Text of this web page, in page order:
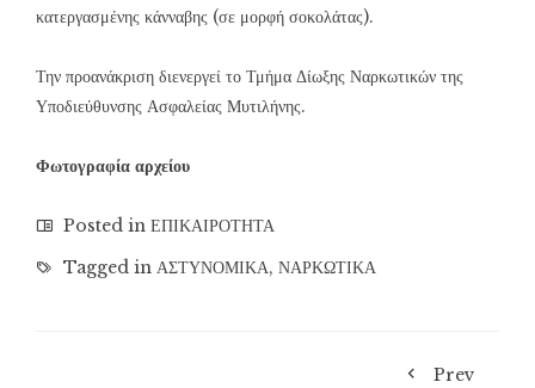
κατεργασμένης κάνναβης (σε μορφή σοκολάτας).
Την προανάκριση διενεργεί το Τμήμα Δίωξης Ναρκωτικών της
Υποδιεύθυνσης Ασφαλείας Μυτιλήνης.
Φωτογραφία αρχείου
Posted in ΕΠΙΚΑΙΡΟΤΗΤΑ
Tagged in ΑΣΤΥΝΟΜΙΚΑ, ΝΑΡΚΩΤΙΚΑ
Prev